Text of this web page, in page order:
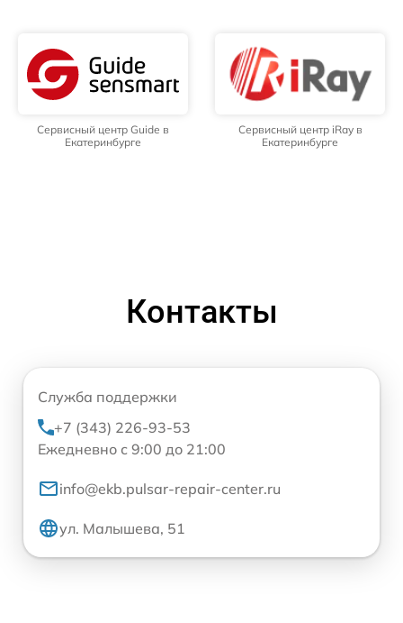
Сервисный центр Guide в
Екатеринбурге
Сервисный центр iRay в
Екатеринбурге
Контакты
Служба поддержки
+7 (343) 226-93-53
Ежедневно с 9:00 до 21:00
info@ekb.pulsar-repair-center.ru
ул. Малышева, 51